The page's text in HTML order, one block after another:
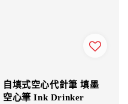
自填式空心代針筆 填墨
空心筆 Ink Drinker